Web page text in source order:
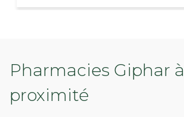
Pharmacies Giphar à
proximité